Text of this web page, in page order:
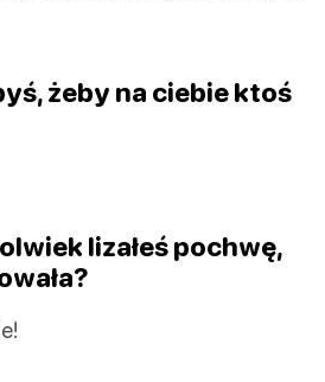
żeby na ciebie ktoś
lizałeś pochwę,